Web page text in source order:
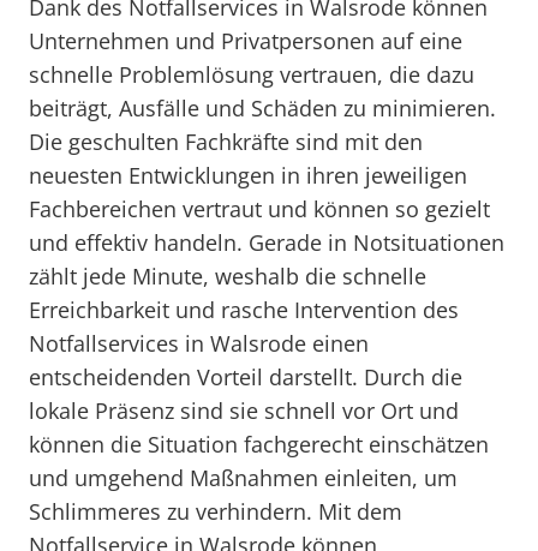
Dank des Notfallservices in Walsrode können
Unternehmen und Privatpersonen auf eine
schnelle Problemlösung vertrauen, die dazu
beiträgt, Ausfälle und Schäden zu minimieren.
Die geschulten Fachkräfte sind mit den
neuesten Entwicklungen in ihren jeweiligen
Fachbereichen vertraut und können so gezielt
und effektiv handeln. Gerade in Notsituationen
zählt jede Minute, weshalb die schnelle
Erreichbarkeit und rasche Intervention des
Notfallservices in Walsrode einen
entscheidenden Vorteil darstellt. Durch die
lokale Präsenz sind sie schnell vor Ort und
können die Situation fachgerecht einschätzen
und umgehend Maßnahmen einleiten, um
Schlimmeres zu verhindern. Mit dem
Notfallservice in Walsrode können